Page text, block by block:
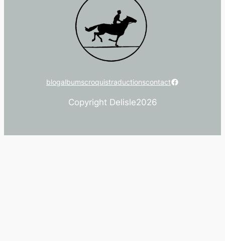
blogalbumscroquistraductionscontactFacebook
Copyright Delisle2026